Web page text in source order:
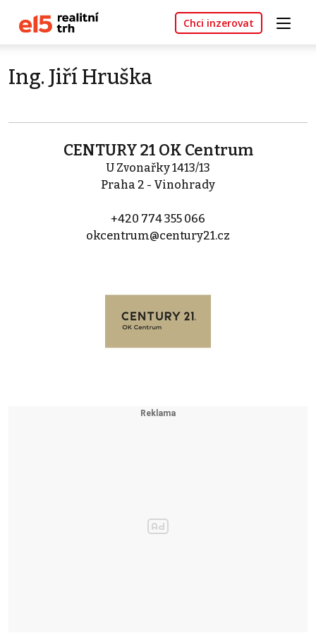
Chci inzerovat
Ing. Jiří Hruška
CENTURY 21 OK Centrum
U Zvonařky 1413/13
Praha 2 - Vinohrady
+420 774 355 066
okcentrum@century21.cz